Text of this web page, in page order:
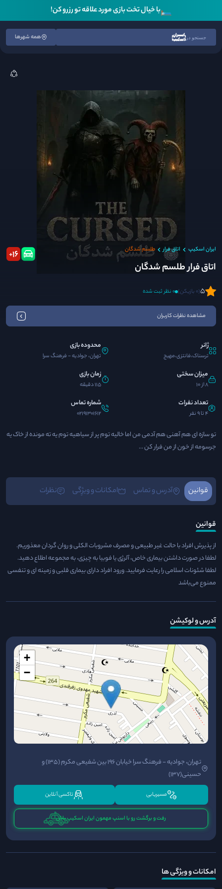
🛏️با خیال تخت بازی مورد علاقه تو رزرو کن!
جستجو در همه شهرها
ایران اسکیپ اتاق فرار طلسم شدگان
اتاق فرار طلسم شدگان
16
+
5(0 بازیکن) 0 نظر ثبت شده
مشاهده نظرات کاربران
ژانر
ترسناک،فانتزی،مهیج
محدوده بازی
تهران، جوادیه - فرهنگ سرا
میزان سختی
8 از 10
زمان بازی
115 دقیقه
تعداد نفرات
4 تا 9 نفر
شماره تماس
02191301612
تو سازه ای هم آهنی هم آدمی من اما خالیه توم پر از سیاهیه توم یه ته مونده از خاک یه
جرسومه از خون از من فرار کن ...
قوانین آدرس و تماس امکانات و ویژِگی نظرات
قوانین
از پذیرش افراد با حالت غیر طبیعی و مصرف مشروبات الکلی و روان گردان معذوریم.
لطفا در صورت داشتن بیماری خاص، آلرژی یا فوبیا به چیزی، به مجموعه اطلاع دهید.
لطفا شئونات اسلامی را رعایت فرمایید. ورود افراد دارای بیماری قلبی و زمینه ای و تنفسی
ممنوع می‌باشد
آدرس و لوکیشن
+
−
تهران، جوادیه - فرهنگ سرا خیابان 196 بین شفیعی مکرم (۱۳۵) و
حسینی(۱۳۷)
مسیریابی تاکسی آنلاین
رفت و برگشت رو با اسنپ مهمون ایران اسکیپ باش
امکانات و ویژگی ها